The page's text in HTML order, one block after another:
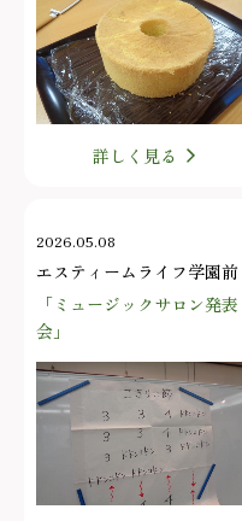
詳しく見る
2026.05.08
エスティームライフ学園前
「ミュージックサロン発表
会」